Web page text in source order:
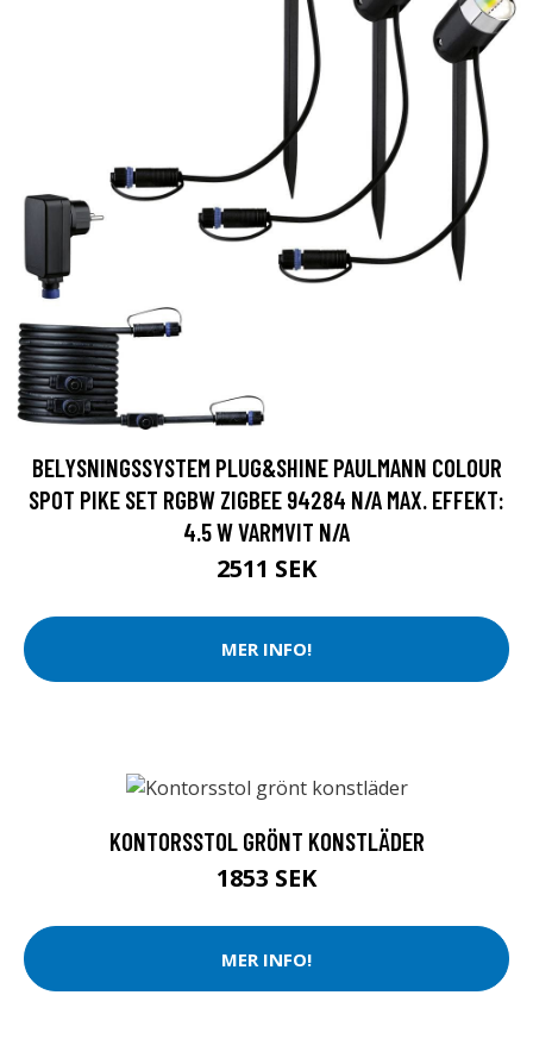
BELYSNINGSSYSTEM PLUG&SHINE PAULMANN COLOUR
SPOT PIKE SET RGBW ZIGBEE 94284 N/A MAX. EFFEKT:
4.5 W VARMVIT N/A
2511 SEK
MER INFO!
KONTORSSTOL GRÖNT KONSTLÄDER
1853 SEK
MER INFO!